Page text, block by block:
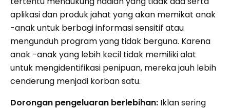
aplikasi dan produk jahat yang akan memikat anak
-anak untuk berbagi informasi sensitif atau
mengunduh program yang tidak berguna. Karena
anak -anak yang lebih kecil tidak memiliki alat
untuk mengidentifikasi penipuan, mereka jauh lebih
cenderung menjadi korban satu.
Dorongan pengeluaran berlebihan: Iklan sering